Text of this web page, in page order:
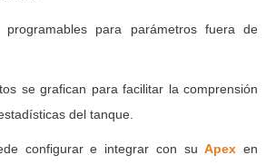
programables para parámetros fuera de
se grafican para facilitar la comprensión
del tanque.
configurar e integrar con suApex en